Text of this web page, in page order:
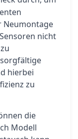
Neumontage
nicht
hierbei
zu
die
Modell